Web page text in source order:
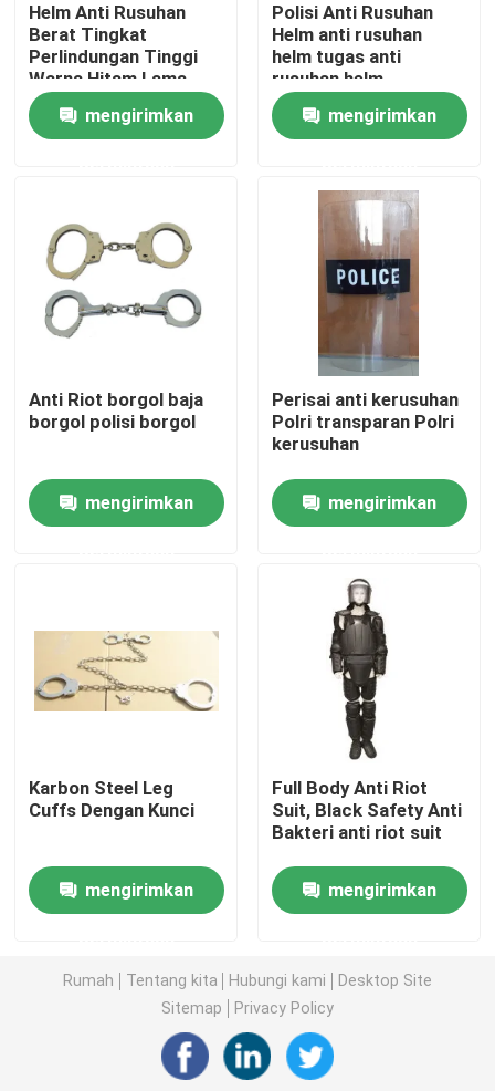
Produk
video
Tur Pabrik
Kontrol Kualitas
Pakaian Taktis Militer
Helm Balistik Taktis
Peralatan anti peluru
Ransel Taktis Militer
Sepatu Taktis Tempur
Rompi Taktis Tempur
Helm Anti Rusuhan
Berat Tingkat
Perlindungan Tinggi
Warna Hitam Lama
mengirimkan
Polisi Anti Rusuhan
Helm anti rusuhan
helm tugas anti
rusuhan helm
mengirimkan
Anti Riot borgol baja
borgol polisi borgol
mengirimkan
Perisai anti kerusuhan
Polri transparan Polri
kerusuhan
mengirimkan
Karbon Steel Leg
Cuffs Dengan Kunci
mengirimkan
Full Body Anti Riot
Suit, Black Safety Anti
Bakteri anti riot suit
mengirimkan
Rumah Tentang kita Hubungi kami
Desktop Site
Sitemap
Privacy Policy